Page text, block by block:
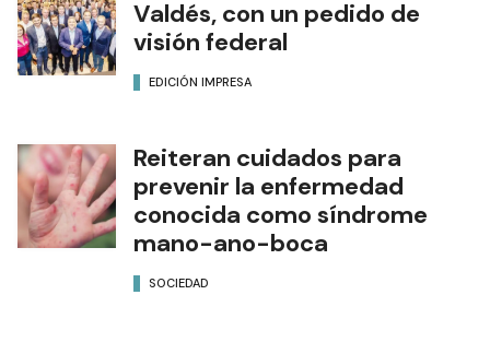
Valdés, con un pedido de
visión federal
EDICIÓN IMPRESA
Reiteran cuidados para
prevenir la enfermedad
conocida como síndrome
mano-ano-boca
SOCIEDAD